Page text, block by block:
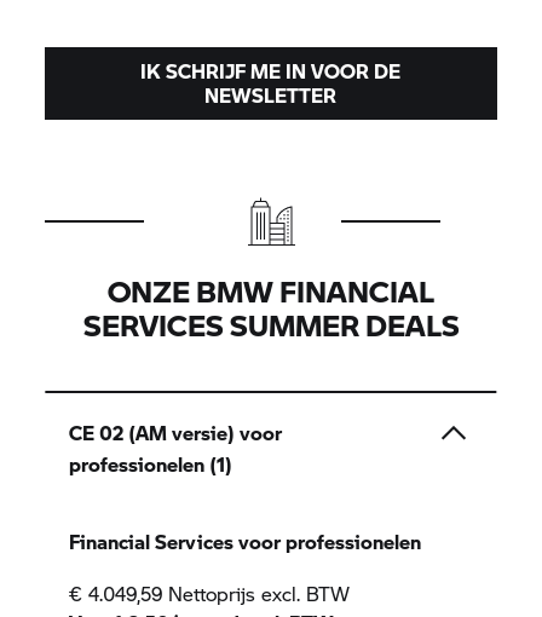
IK SCHRIJF ME IN VOOR DE
NEWSLETTER
ONZE BMW FINANCIAL
SERVICES SUMMER DEALS
CE 02 (AM versie) voor
professionelen (1)
Financial Services voor professionelen
€ 4.049,59 Nettoprijs excl. BTW